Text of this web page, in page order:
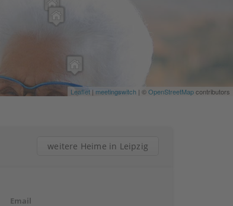
Leaflet | meetingswitch | ©OpenStreetMapcontributors
weitere Heime in Leipzig
Email